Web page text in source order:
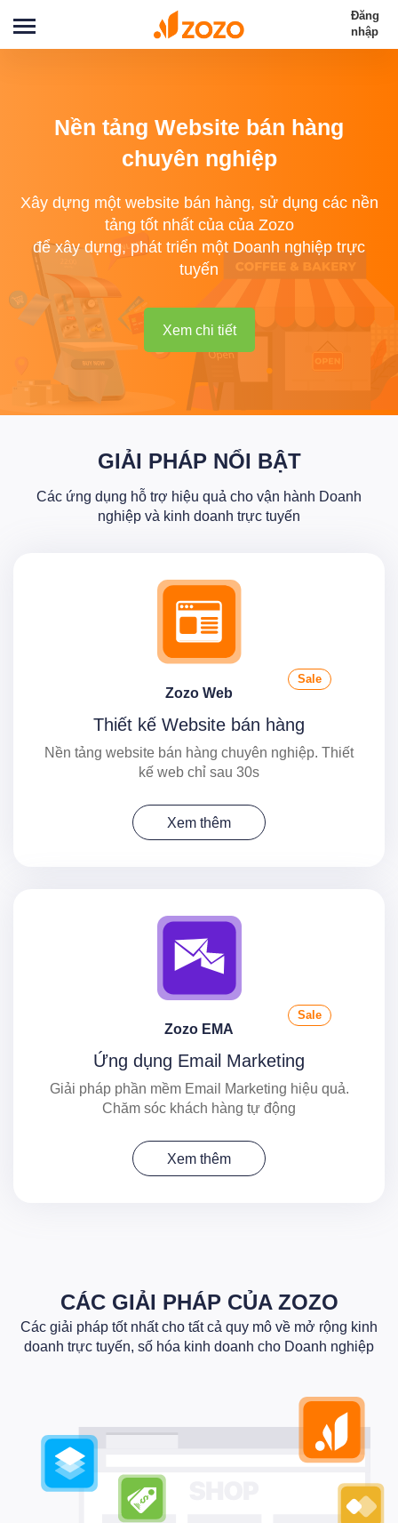
Đăng
nhập
Nền tảng Website bán hàng
chuyên nghiệp
Xây dựng một website bán hàng, sử dụng các nền
tảng tốt nhất của của Zozo
để xây dựng, phát triển một Doanh nghiệp trực
tuyến
Xem chi tiết
GIẢI PHÁP NỔI BẬT
Các ứng dụng hỗ trợ hiệu quả cho vận hành Doanh
nghiệp và kinh doanh trực tuyến
Zozo Web
Sale
Thiết kế Website bán hàng
Nền tảng website bán hàng chuyên nghiệp. Thiết
kế web chỉ sau 30s
Xem thêm
Zozo EMA
Sale
Ứng dụng Email Marketing
Giải pháp phần mềm Email Marketing hiệu quả.
Chăm sóc khách hàng tự động
Xem thêm
CÁC GIẢI PHÁP CỦA ZOZO
Các giải pháp tốt nhất cho tất cả quy mô về mở rộng kinh
doanh trực tuyến, số hóa kinh doanh cho Doanh nghiệp